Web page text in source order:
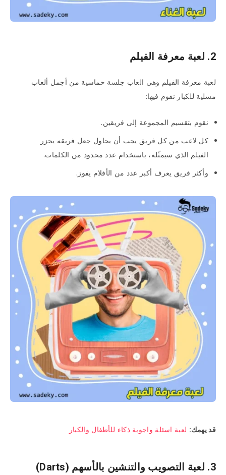
2. لعبة معرفة الفيلم
لعبة معرفة الفيلم وهي العاب جلسة حماسية من أجمل ألعاب
مسلية للكبار نقوم فيها:
نقوم بتقسيم المجموعة إلى فريقين.
كل لاعب من كل فريق يجب أن يحاول جعل فريقه يحزر
الفيلم الذي سيمثّله، باستخدام عدد محدود من الكلمات.
وأكثر فريق يعرف أكبر عدد من الأفلام يفوز.
قد يهمك: لعبة اسئلة واجوبة ذكاء للأطفال والكبار
3. لعبة التصويب والتنشين بالأسهم (Darts)